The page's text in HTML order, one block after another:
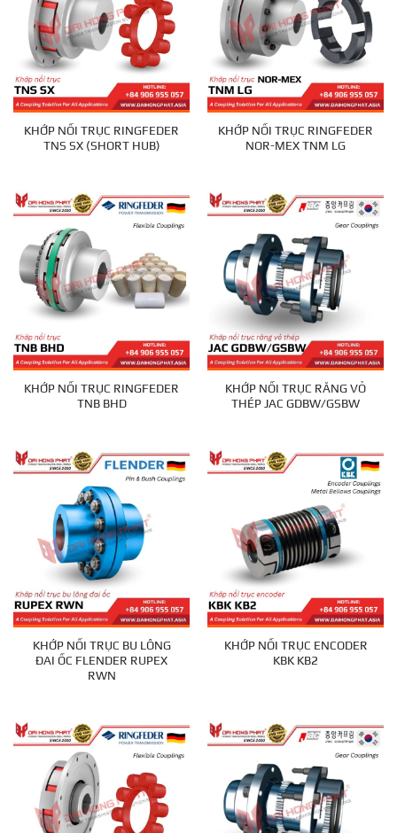
KHỚP NỐI TRỤC RINGFEDER
TNS SX (SHORT HUB)
KHỚP NỐI TRỤC RINGFEDER
NOR-MEX TNM LG
KHỚP NỐI TRỤC RINGFEDER
TNB BHD
KHỚP NỐI TRỤC RĂNG VỎ
THÉP JAC GDBW/GSBW
KHỚP NỐI TRỤC BU LÔNG
ĐAI ỐC FLENDER RUPEX
RWN
KHỚP NỐI TRỤC ENCODER
KBK KB2